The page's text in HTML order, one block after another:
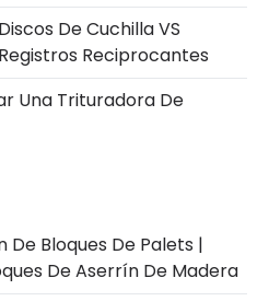
De Cuchilla VS
Reciprocantes
Una Trituradora De
De Bloques De Palets |
De Aserrín De Madera